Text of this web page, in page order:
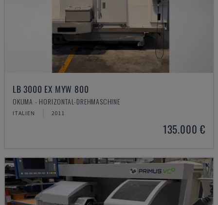
LB 3000 EX MYW 800
OKUMA - HORIZONTAL-DREHMASCHINE
ITALIEN 2011
135.000 €